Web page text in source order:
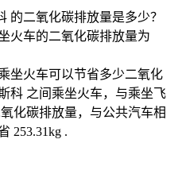
的二氧化碳排放量是多少？
火车的二氧化碳排放量为
坐火车可以节省多少二氧化
科 之间乘坐火车，与乘坐飞
化碳排放量，与公共汽车相
253.31kg .